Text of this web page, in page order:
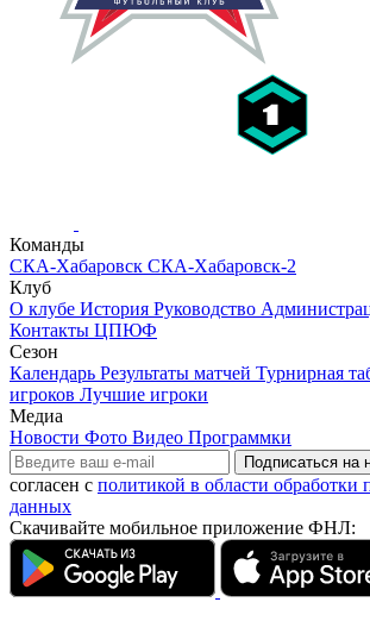
Команды
СКА-Хабаровск СКА-Хабаровск-2
Клуб
О клубе История Руководство
Контакты ЦПЮФ
Сезон
Календарь Результаты матчей Турнирная
игроков Лучшие игроки
Медиа
Новости Фото Видео Программки
Подписаться на
согласен с политикой в области обработки
данных
Скачивайте мобильное приложение ФНЛ: